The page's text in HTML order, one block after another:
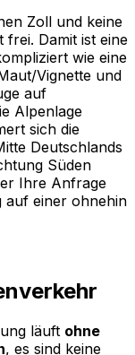
Zoll und keine
Damit ist eine
wie eine
Vignette und
auf
Alpenlage
sich die
Deutschlands
Süden
Ihre Anfrage
auf einer ohnehin
läuft ohne
, es sind keine